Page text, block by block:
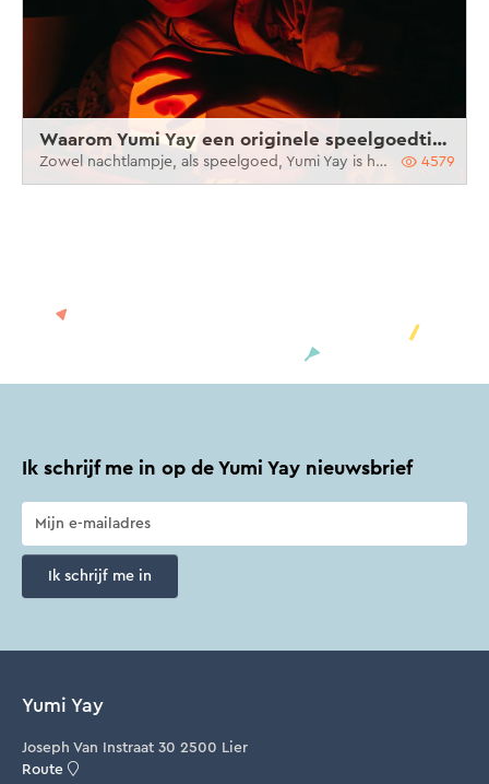
Waarom Yumi Yay een originele speelgoedtip is
Zowel nachtlampje, als speelgoed, Yumi Yay is hét perfect cadeautje voor je kindje. 4579
Ik schrijf me in op de Yumi Yay nieuwsbrief
Ik schrijf me in
Yumi Yay
Joseph Van Instraat 30 2500 Lier
Route